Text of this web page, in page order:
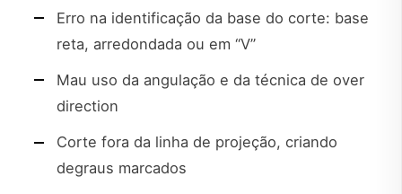
Erro na identificação da base do corte: base
reta, arredondada ou em “V”
Mau uso da angulação e da técnica de over
direction
Corte fora da linha de projeção, criando
degraus marcados